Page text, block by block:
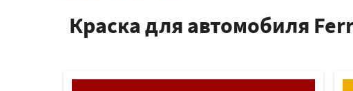
Краска для автомобиля